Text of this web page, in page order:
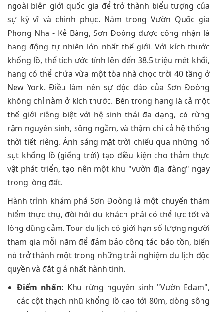
ngoài biên giới quốc gia để trở thành biểu tượng của
sự kỳ vĩ và chinh phục. Nằm trong Vườn Quốc gia
Phong Nha - Kẻ Bàng, Sơn Đoòng được công nhận là
hang động tự nhiên lớn nhất thế giới. Với kích thước
khổng lồ, thể tích ước tính lên đến 38.5 triệu mét khối,
hang có thể chứa vừa một tòa nhà chọc trời 40 tầng ở
New York. Điều làm nên sự độc đáo của Sơn Đoòng
không chỉ nằm ở kích thước. Bên trong hang là cả một
thế giới riêng biệt với hệ sinh thái đa dạng, có rừng
rậm nguyên sinh, sông ngầm, và thậm chí cả hệ thống
thời tiết riêng. Ánh sáng mặt trời chiếu qua những hố
sụt khổng lồ (giếng trời) tạo điều kiện cho thảm thực
vật phát triển, tạo nên một khu "vườn địa đàng" ngay
trong lòng đất.
Hành trình khám phá Sơn Đoòng là một chuyến thám
hiểm thực thụ, đòi hỏi du khách phải có thể lực tốt và
lòng dũng cảm. Tour du lịch có giới hạn số lượng người
tham gia mỗi năm để đảm bảo công tác bảo tồn, biến
nó trở thành một trong những trải nghiệm du lịch độc
quyền và đắt giá nhất hành tinh.
Điểm nhấn: Khu rừng nguyên sinh "Vườn Edam",
các cột thạch nhũ khổng lồ cao tới 80m, dòng sông